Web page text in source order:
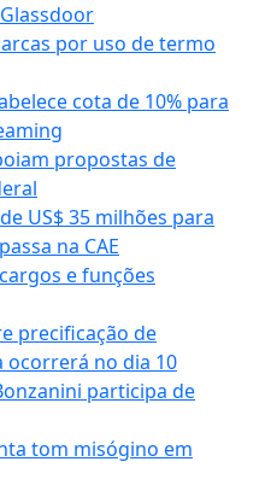
por uso de termo
cota de 10% para
propostas de
US$ 35 milhões para
na CAE
e funções
precificação de
ocorrerá no dia 10
participa de
tom misógino em